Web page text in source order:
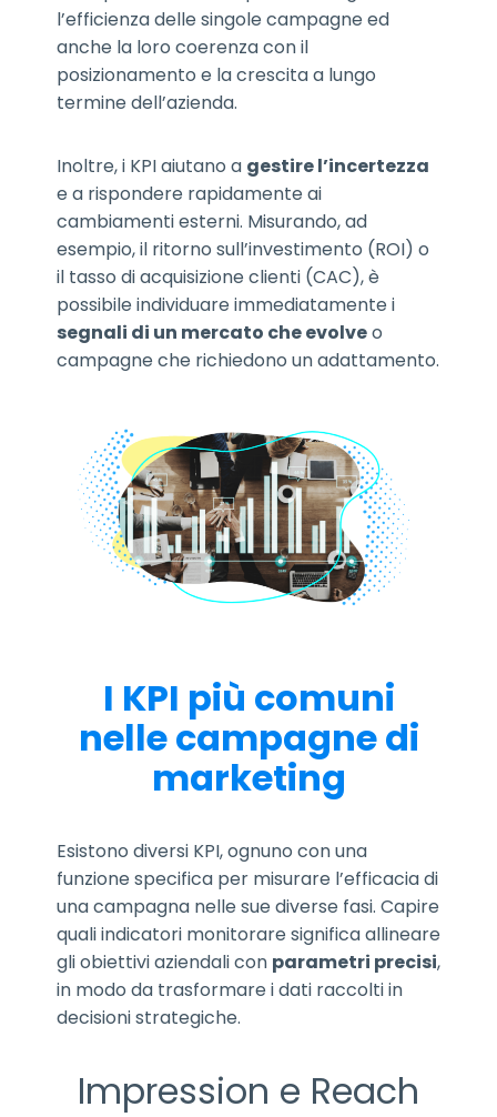
l’efficienza delle singole campagne ed
anche la loro coerenza con il
posizionamento e la crescita a lungo
termine dell’azienda.
Inoltre, i KPI aiutano a gestire l’incertezza
e a rispondere rapidamente ai
cambiamenti esterni. Misurando, ad
esempio, il ritorno sull’investimento (ROI) o
il tasso di acquisizione clienti (CAC), è
possibile individuare immediatamente i
segnali di un mercato che evolveo
campagne che richiedono un adattamento.
I KPI più comuni
nelle campagne di
marketing
Esistono diversi KPI, ognuno con una
funzione specifica per misurare l’efficacia di
una campagna nelle sue diverse fasi. Capire
quali indicatori monitorare significa allineare
gli obiettivi aziendali con parametri precisi,
in modo da trasformare i dati raccolti in
decisioni strategiche.
Impression e Reach